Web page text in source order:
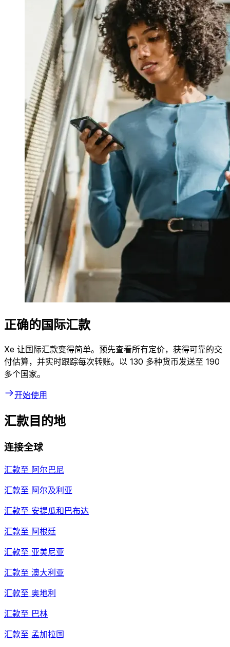
正确的国际汇款
Xe 让国际汇款变得简单。预先查看所有定价，获得可靠的交
付估算，并实时跟踪每次转账。以 130 多种货币发送至 190
多个国家。
开始使用
汇款目的地
连接全球
汇款至 阿尔巴尼
汇款至 阿尔及利亚
汇款至 安提瓜和巴布达
汇款至 阿根廷
汇款至 亚美尼亚
汇款至 澳大利亚
汇款至 奥地利
汇款至 巴林
汇款至 孟加拉国